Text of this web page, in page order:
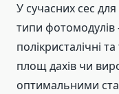
У сучасних сес
типи фотомодулів
полікристалічні
площ дахів чи
оптимальними